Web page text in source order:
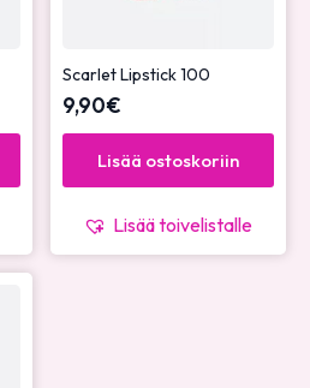
Scarlet Lipstick 100
9,90€
Lisää ostoskoriin
Lisää toivelistalle